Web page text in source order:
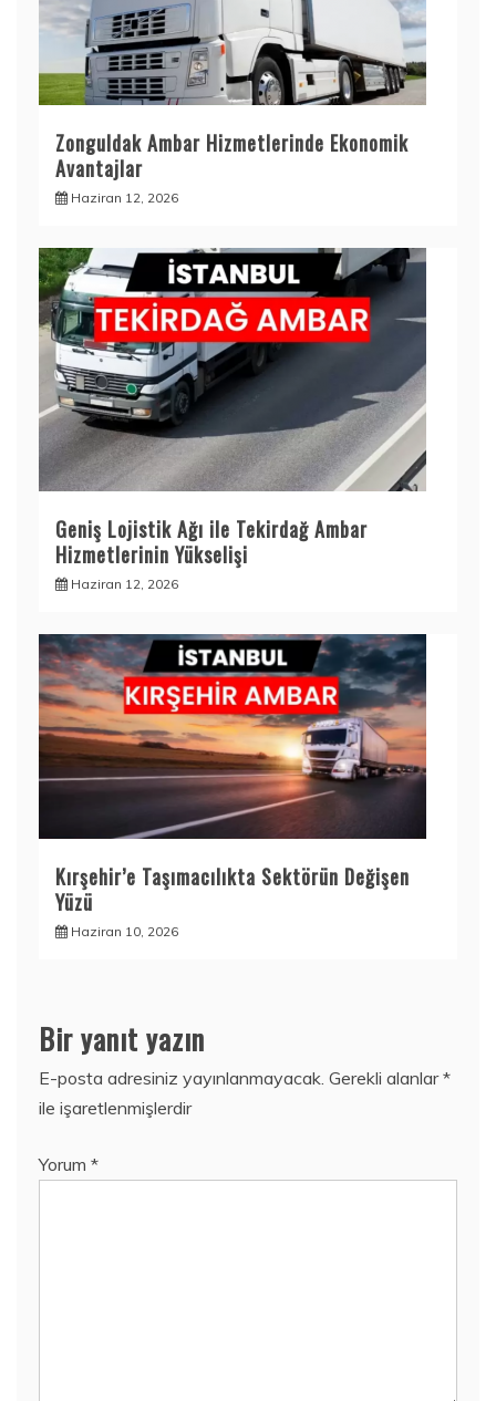
Zonguldak Ambar Hizmetlerinde Ekonomik
Avantajlar
Haziran 12, 2026
Geniş Lojistik Ağı ile Tekirdağ Ambar
Hizmetlerinin Yükselişi
Haziran 12, 2026
Kırşehir’e Taşımacılıkta Sektörün Değişen
Yüzü
Haziran 10, 2026
Bir yanıt yazın
E-posta adresiniz yayınlanmayacak. Gerekli alanlar*
ile işaretlenmişlerdir
Yorum *